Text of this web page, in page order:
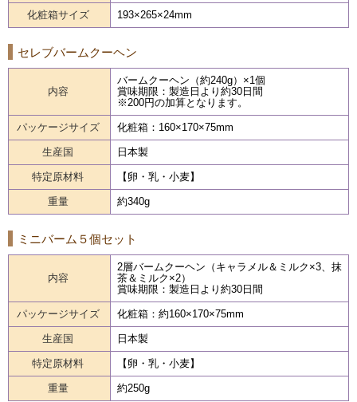
化粧箱サイズ 193×265×24mm
セレブバームクーヘン
内容
バームクーヘン（約240g）×1個
賞味期限：製造日より約30日間
※200円の加算となります。
パッケージサイズ 化粧箱：160×170×75mm
生産国 日本製
特定原材料 【卵・乳・小麦】
重量 約340g
ミニバーム５個セット
内容
2層バームクーヘン（キャラメル＆ミルク×3、抹
茶＆ミルク×2）
賞味期限：製造日より約30日間
パッケージサイズ 化粧箱：約160×170×75mm
生産国 日本製
特定原材料 【卵・乳・小麦】
重量 約250g